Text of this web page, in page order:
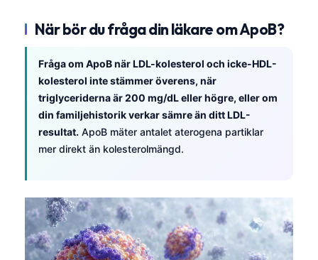
När bör du fråga din läkare om ApoB?
Fråga om ApoB när LDL-kolesterol och icke-HDL-
kolesterol inte stämmer överens, när
triglyceriderna är 200 mg/dL eller högre, eller om
din familjehistorik verkar sämre än ditt LDL-
resultat. ApoB mäter antalet aterogena partiklar
mer direkt än kolesterolmängd.
Українська
O‘zbekcha
Català
Suomi
Hrvatski
Slovenčina
كوردی‎
سنڌي